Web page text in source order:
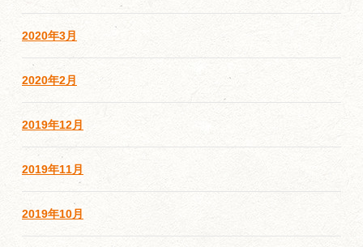
2020年3月
2020年2月
2019年12月
2019年11月
2019年10月